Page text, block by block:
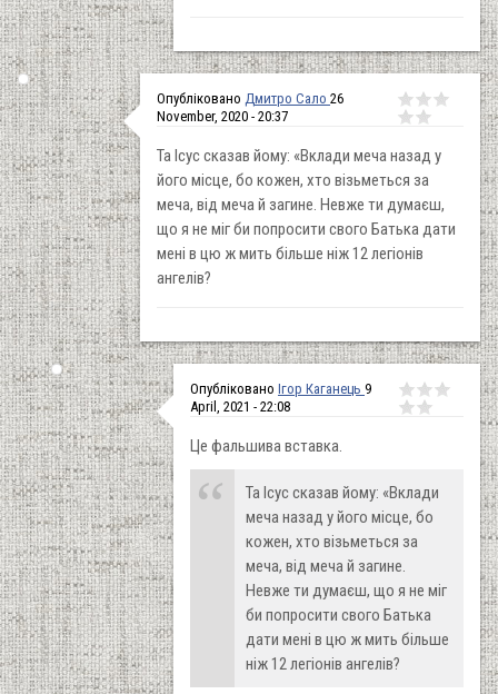
Опубліковано Дмитро Сало 26
November, 2020 - 20:37
Та Ісус сказав йому: «Вклади меча назад у
його місце, бо кожен, хто візьметься за
меча, від меча й загине. Невже ти думаєш,
що я не міг би попросити свого Батька дати
мені в цю ж мить більше ніж 12 легіонів
ангелів?
Опубліковано Ігор Каганець 9
April, 2021 - 22:08
Це фальшива вставка.
Та Ісус сказав йому: «Вклади
меча назад у його місце, бо
кожен, хто візьметься за
меча, від меча й загине.
Невже ти думаєш, що я не міг
би попросити свого Батька
дати мені в цю ж мить більше
ніж 12 легіонів ангелів?